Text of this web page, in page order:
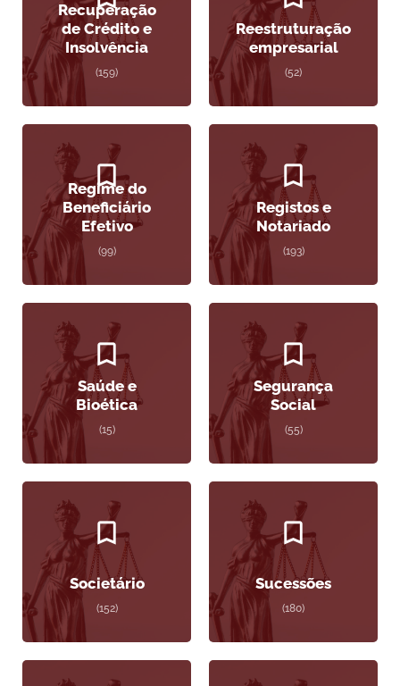
Recuperação
de Crédito e
Insolvência
(159)
Reestruturação
empresarial
(52)
Regime do
Beneficiário
Efetivo
(99)
Registos e
Notariado
(193)
Saúde e
Bioética
(15)
Segurança
Social
(55)
Societário
(152)
Sucessões
(180)